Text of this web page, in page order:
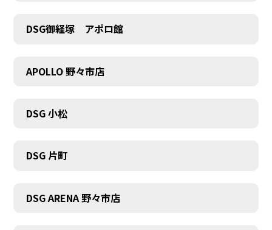
COMPANY
DSG御経塚 アポロ館
APOLLO 野々市店
DSG 小松
DSG 片町
DSG ARENA 野々市店